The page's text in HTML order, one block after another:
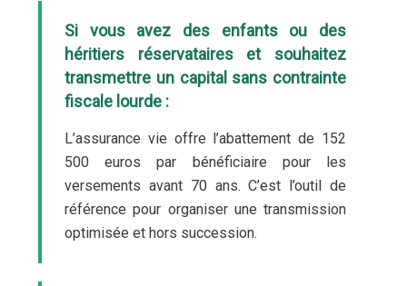
Si vous avez des enfants ou des
héritiers réservataires et souhaitez
transmettre un capital sans contrainte
fiscale lourde :
L’assurance vie offre l’abattement de 152
500 euros par bénéficiaire pour les
versements avant 70 ans. C’est l’outil de
référence pour organiser une transmission
optimisée et hors succession.